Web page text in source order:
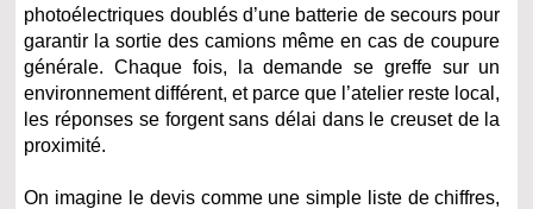
photoélectriques doublés d’une batterie de secours pour
garantir la sortie des camions même en cas de coupure
générale. Chaque fois, la demande se greffe sur un
environnement différent, et parce que l’atelier reste local,
les réponses se forgent sans délai dans le creuset de la
proximité.
On imagine le devis comme une simple liste de chiffres,